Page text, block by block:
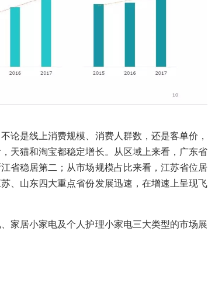
论是线上消费规模、消费人群数，还是客单价，
天猫和淘宝都稳定增长。从区域上来看，广东省
省稳居第二；从市场规模占比来看，江苏省位居
、山东四大重点省份发展迅速，在增速上呈现飞
家居小家电及个人护理小家电三大类型的市场展